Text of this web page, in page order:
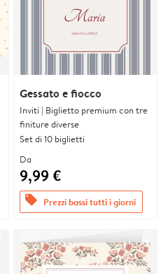
Gessato e fiocco
Inviti | Biglietto premium con tre
finiture diverse
Set di 10 biglietti
Da
9,99 €
offers Prezzi bassi tutti i giorni